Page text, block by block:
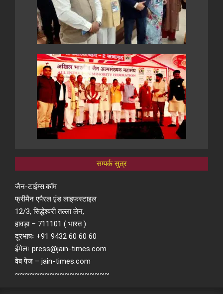
सम्पर्क सुत्र
जैन-टाईम्स.कॉम
फ्रीमैन एपैरल ए़ंड लाइफस्टाइल
12/3, सिद्धेश्वरी तल्ला लेन,
हावड़ा – 711101 ( भारत )
दूरभाषः +91 9432 60 60 60
ईमेलः press@jain-times.com
वेब पेज – jain-times.com
~~~~~~~~~~~~~~~~~~~